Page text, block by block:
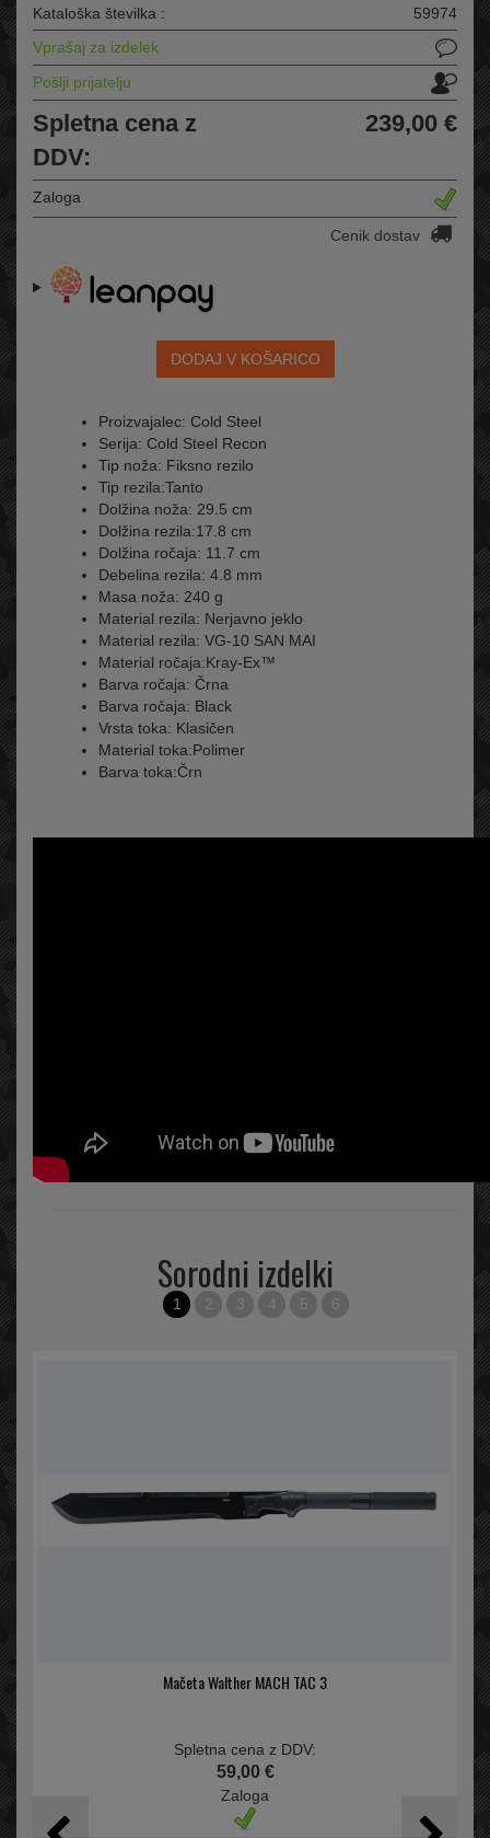
Kataloška številka :
59974
Vprašaj za izdelek
Pošlji prijatelju
Spletna cena z
DDV:
239,00 €
Zaloga
Cenik dostav
DODAJ V KOŠARICO
Proizvajalec: Cold Steel
Serija: Cold Steel Recon
Tip noža: Fiksno rezilo
Tip rezila:Tanto
Dolžina noža: 29.5 cm
Dolžina rezila:17.8 cm
Dolžina ročaja: 11.7 cm
Debelina rezila: 4.8 mm
Masa noža: 240 g
Material rezila: Nerjavno jeklo
Material rezila: VG-10 SAN MAI
Material ročaja:Kray-Ex™
Barva ročaja: Črna
Barva ročaja: Black
Vrsta toka: Klasičen
Material toka:Polimer
Barva toka:Črn
Sorodni izdelki
1 2 3 4 5 6
Mačeta Walther MACH TAC 3
Spletna cena z DDV:
59,00 €
Zaloga